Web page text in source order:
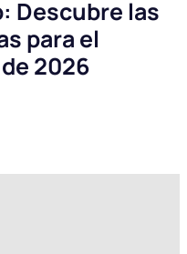
Descubre las
para el
2026